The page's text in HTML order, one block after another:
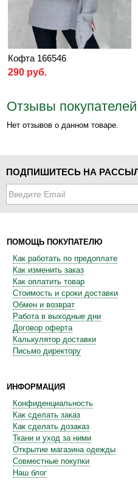
Кофта 166546
290 руб.
Отзывы покупателей
Нет отзывов о данном товаре.
ПОДПИШИТЕСЬ НА
ПОМОЩЬ ПОКУПАТЕЛЮ
Как работать по предоплате
Как изменить заказ
Как оплатить товар
Стоимость и сроки доставки
Обмен и возврат
Работа в выходные дни
Договор оферта
Калькулятор доставки
Письмо директору
ИНФОРМАЦИЯ
Конфиденциальность
Как сделать заказ
Как сделать дозаказ
Ткани и уход за ними
Открытие магазина одежды
Совместные покупки
Наш блог